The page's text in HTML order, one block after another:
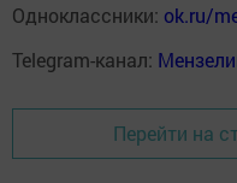
Одноклассники: ok.ru/
Telegram-канал:
Перейти на